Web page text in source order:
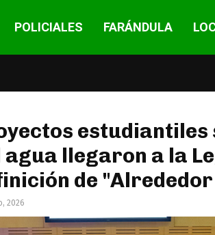
POLICIALES FARÁNDULA
estudiantiles
agua llegaron a la
de
2026